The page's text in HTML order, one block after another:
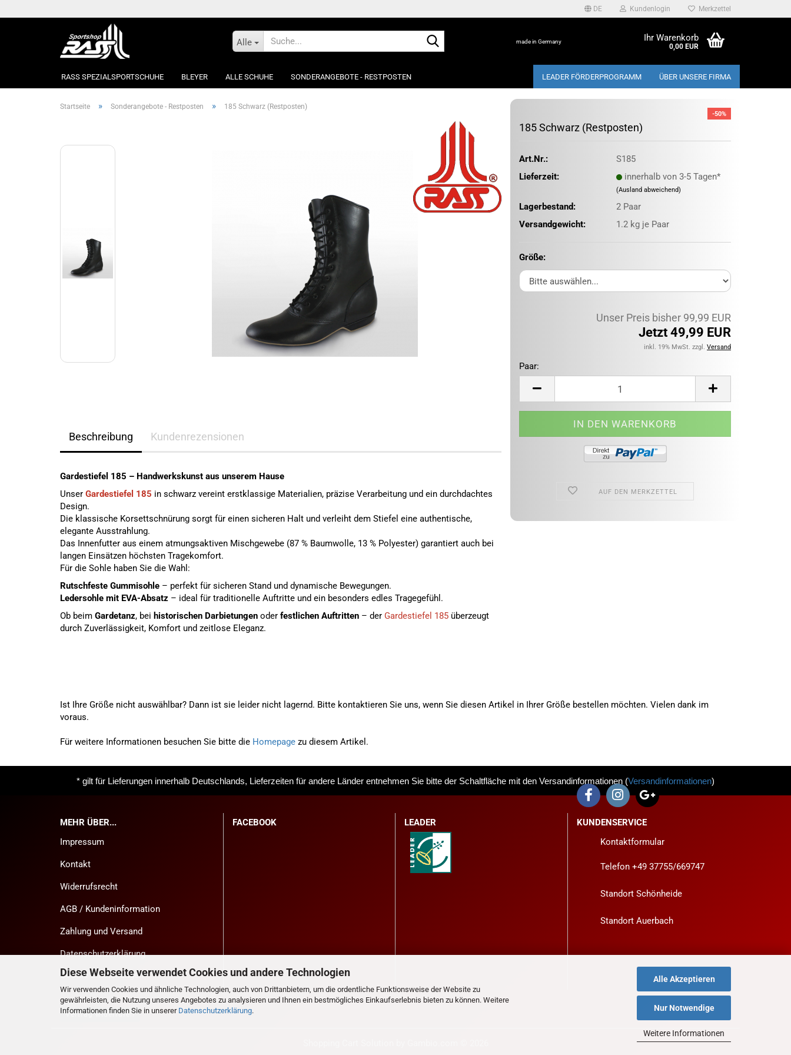
Diese Webseite verwendet Cookies und andere Technologien
Wir verwenden Cookies und ähnliche Technologien, auch von Drittanbietern, um die ordentliche Funktionsweise der Website zu
gewährleisten, die Nutzung unseres Angebotes zu analysieren und Ihnen ein bestmögliches Einkaufserlebnis bieten zu können. Weitere
Informationen finden Sie in unserer Datenschutzerklärung.
Alle Akzeptieren
Nur Notwendige
Weitere Informationen
DE Kundenlogin Merkzettel
Alle made in Germany Ihr Warenkorb
0,00 EUR
RASS SPEZIALSPORTSCHUHE BLEYER ALLE SCHUHE SONDERANGEBOTE - RESTPOSTEN LEADER FÖRDERPROGRAMM ÜBER UNSERE FIRMA
Startseite » Sonderangebote - Restposten » 185 Schwarz (Restposten)
-50%
185 Schwarz (Restposten)
Art.Nr.:
S185
Lieferzeit:
innerhalb von 3-5 Tagen*
(Ausland abweichend)
Lagerbestand: 2 Paar
Versandgewicht:
1.2 kg je Paar
Größe:
Unser Preis bisher 99,99 EUR
Jetzt 49,99 EUR
inkl. 19% MwSt. zzgl. Versand
Paar:
Paar
AUF DEN MERKZETTEL
Beschreibung Kundenrezensionen
Gardestiefel 185 – Handwerkskunst aus unserem Hause
Unser Gardestiefel 185 in schwarz vereint erstklassige Materialien, präzise Verarbeitung und ein durchdachtes
Design.
Die klassische Korsettschnürung sorgt für einen sicheren Halt und verleiht dem Stiefel eine authentische,
elegante Ausstrahlung.
Das Innenfutter aus einem atmungsaktiven Mischgewebe (87 % Baumwolle, 13 % Polyester) garantiert auch bei
langen Einsätzen höchsten Tragekomfort.
Für die Sohle haben Sie die Wahl:
Rutschfeste Gummisohle – perfekt für sicheren Stand und dynamische Bewegungen.
Ledersohle mit EVA-Absatz – ideal für traditionelle Auftritte und ein besonders edles Tragegefühl.
Ob beim Gardetanz, bei historischen Darbietungen oder festlichen Auftritten – der Gardestiefel 185 überzeugt
durch Zuverlässigkeit, Komfort und zeitlose Eleganz.
Ist Ihre Größe nicht auswählbar? Dann ist sie leider nicht lagernd. Bitte kontaktieren Sie uns, wenn Sie diesen Artikel in Ihrer Größe bestellen möchten. Vielen dank im
voraus.
Für weitere Informationen besuchen Sie bitte die Homepage zu diesem Artikel.
* gilt für Lieferungen innerhalb Deutschlands, Lieferzeiten für andere Länder entnehmen Sie bitte der Schaltfläche mit den Versandinformationen (Versandinformationen)
MEHR ÜBER...
Impressum
Kontakt
Widerrufsrecht
AGB / Kundeninformation
Zahlung und Versand
Datenschutzerklärung
Cookie Einstellungen
FACEBOOK LEADER
KUNDENSERVICE
Kontaktformular
Telefon +49 37755/669747
Standort Schönheide
Standort Auerbach
Vertrag widerrufen